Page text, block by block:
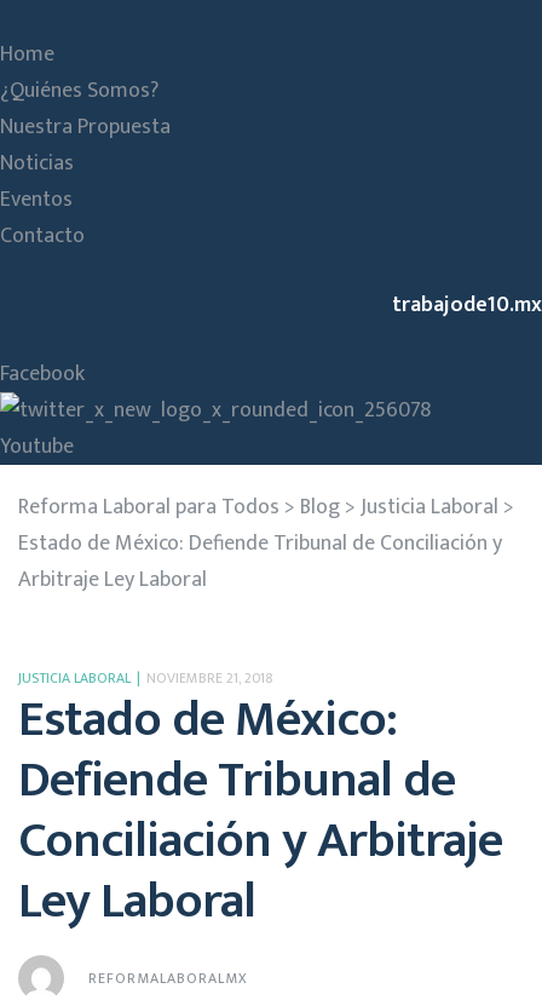
Home
¿Quiénes Somos?
Nuestra Propuesta
Noticias
Eventos
Contacto
trabajode10.mx
Facebook
Youtube
Reforma Laboral para Todos > Blog>Justicia Laboral >
Estado de México: Defiende Tribunal de Conciliación y
Arbitraje Ley Laboral
JUSTICIA LABORAL NOVIEMBRE 21, 2018
Estado de México:
Defiende Tribunal de
Conciliación y Arbitraje
Ley Laboral
REFORMALABORALMX